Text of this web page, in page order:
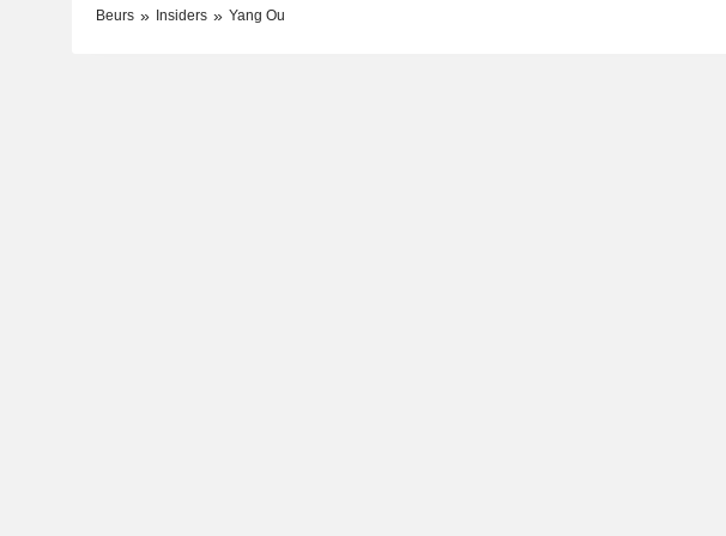
Beurs Insiders Yang Ou